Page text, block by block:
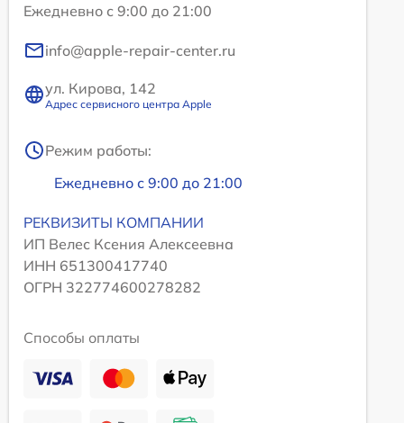
Ежедневно с 9:00 до 21:00
info@apple-repair-center.ru
ул. Кирова, 142
Адрес сервисного центра Apple
Режим работы:
Ежедневно с 9:00 до 21:00
РЕКВИЗИТЫ КОМПАНИИ
ИП Велес Ксения Алексеевна
ИНН 651300417740
ОГРН 322774600278282
Способы оплаты